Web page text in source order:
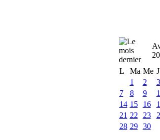
L
Ma Me J
1
2 3
7
8 9
14 15 16
21 22 23
28 29 30